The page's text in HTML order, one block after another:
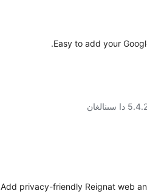
Easy to add your
دا سىنالغان
Add privacy-friendly Reignat web